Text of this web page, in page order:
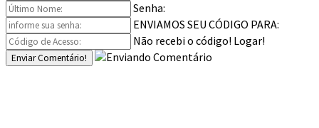
Senha:
ENVIAMOS SEU CÓDIGO PARA:
Não recebi o código! Logar!
Enviar Comentário!